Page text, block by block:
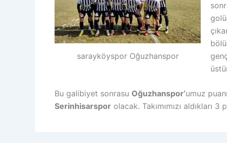
sarayköyspor Oğuzhanspor
Bu galibiyet sonrasu Oğuzhanspor’umuz
Serinhisarspor olacak. Takımımızı aldıkları